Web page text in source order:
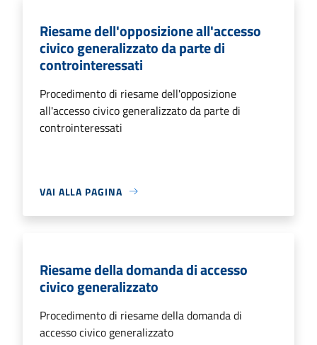
Riesame dell'opposizione all'accesso
civico generalizzato da parte di
controinteressati
Procedimento di riesame dell'opposizione
all'accesso civico generalizzato da parte di
controinteressati
VAI ALLA PAGINA
Riesame della domanda di accesso
civico generalizzato
Procedimento di riesame della domanda di
accesso civico generalizzato